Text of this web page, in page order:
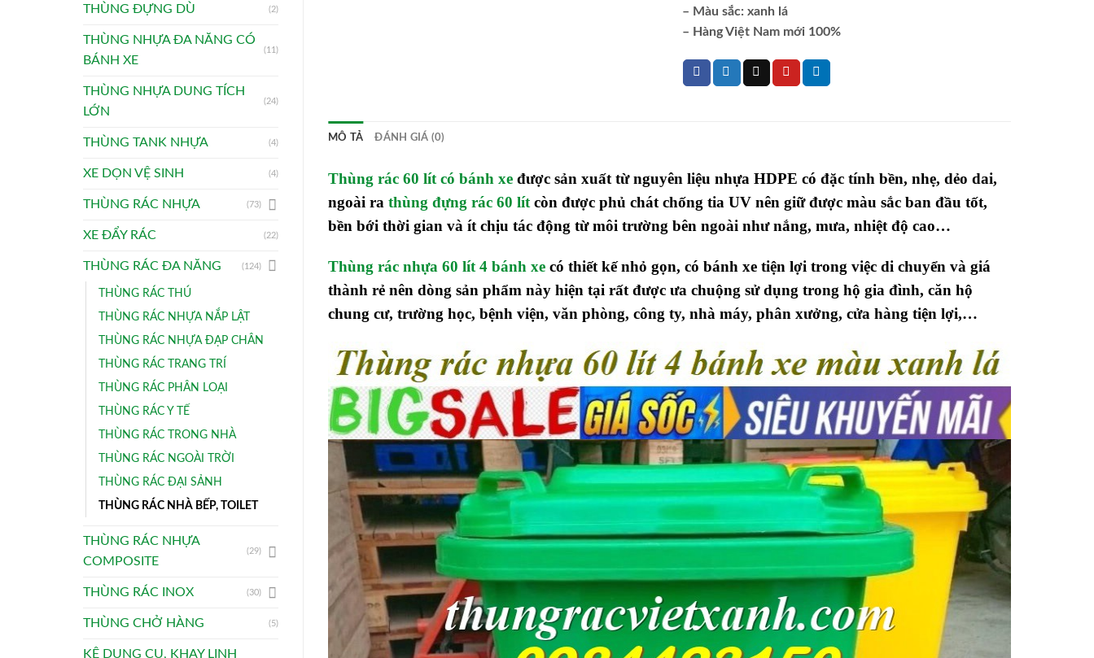
THÙNG ĐỰNG DÙ (2)
THÙNG NHỰA ĐA NĂNG CÓ
BÁNH XE
(11)
THÙNG NHỰA DUNG TÍCH
LỚN
(24)
THÙNG TANK NHỰA (4)
XE DỌN VỆ SINH (4)
THÙNG RÁC NHỰA (73)
XE ĐẨY RÁC (22)
THÙNG RÁC ĐA NĂNG (124)
THÙNG RÁC THÚ
THÙNG RÁC NHỰA NẮP LẬT
THÙNG RÁC NHỰA ĐẠP CHÂN
THÙNG RÁC TRANG TRÍ
THÙNG RÁC PHÂN LOẠI
THÙNG RÁC Y TẾ
THÙNG RÁC TRONG NHÀ
THÙNG RÁC NGOÀI TRỜI
THÙNG RÁC ĐẠI SẢNH
THÙNG RÁC NHÀ BẾP, TOILET
THÙNG RÁC NHỰA
COMPOSITE
(29)
THÙNG RÁC INOX (30)
THÙNG CHỞ HÀNG (5)
KỆ DỤNG CỤ, KHAY LINH
– Màu sắc: xanh lá
– Hàng Việt Nam mới 100%
MÔ TẢ ĐÁNH GIÁ (0)
Thùng rác 60 lít có bánh xe được sản xuất từ nguyên liệu nhựa HDPE có đặc tính bền, nhẹ, dẻo dai,
ngoài ra thùng đựng rác 60 lít còn được phủ chát chống tia UV nên giữ được màu sắc ban đầu tốt,
bền bới thời gian và ít chịu tác động từ môi trường bên ngoài như nắng, mưa, nhiệt độ cao…
Thùng rác nhựa 60 lít 4 bánh xe có thiết kế nhỏ gọn, có bánh xe tiện lợi trong việc di chuyển và giá
thành rẻ nên dòng sản phẩm này hiện tại rất được ưa chuộng sử dụng trong hộ gia đình, căn hộ
chung cư, trường học, bệnh viện, văn phòng, công ty, nhà máy, phân xưởng, cửa hàng tiện lợi,…